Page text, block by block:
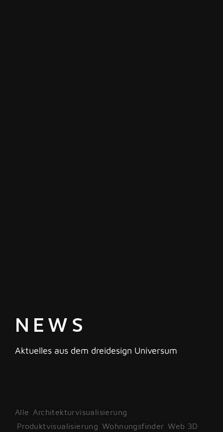
NEWS
Aktuelles aus dem dreidesign Universum
Alle Architekturvisualisierung
Produktvisualisierung Wohnungsfinder Web 3D